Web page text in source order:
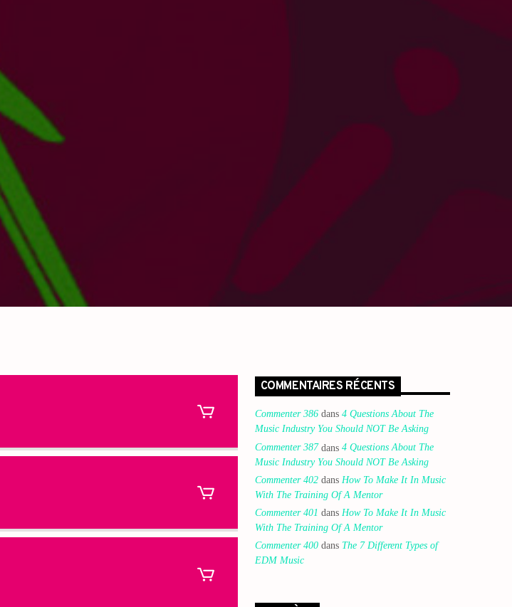
COMMENTAIRES RÉCENTS
Commenter 386dans 4 Questions About The
Music Industry You Should NOT Be Asking
Commenter 387dans 4 Questions About The
Music Industry You Should NOT Be Asking
Commenter 402dans How To Make It In Music
With The Training Of A Mentor
Commenter 401 dans How To Make It In Music
With The Training Of A Mentor
Commenter 400dans The 7 Different Types of
EDM Music